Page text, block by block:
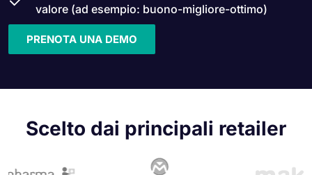
valore (ad esempio: buono-migliore-ottimo)
PRENOTA UNA DEMO
Scelto dai principali retailer